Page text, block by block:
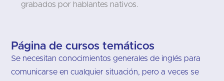
grabados por hablantes nativos.
Página de cursos temáticos
Se necesitan conocimientos generales de inglés para
comunicarse en cualquier situación, pero a veces se